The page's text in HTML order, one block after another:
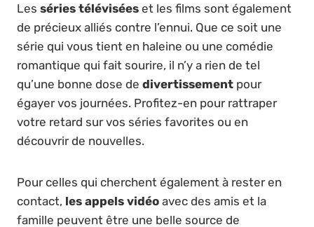
Les séries télévisées et les films sont également
de précieux alliés contre l’ennui. Que ce soit une
série qui vous tient en haleine ou une comédie
romantique qui fait sourire, il n’y a rien de tel
qu’une bonne dose de divertissement pour
égayer vos journées. Profitez-en pour rattraper
votre retard sur vos séries favorites ou en
découvrir de nouvelles.
Pour celles qui cherchent également à rester en
contact, les appels vidéo avec des amis et la
famille peuvent être une belle source de